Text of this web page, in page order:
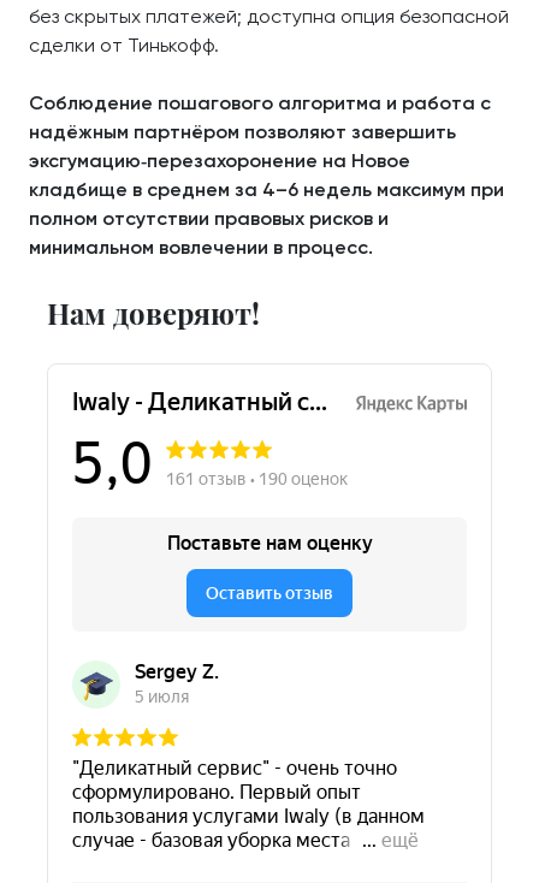
без скрытых платежей; доступна опция безопасной
сделки от Тинькофф.
Соблюдение пошагового алгоритма и работа с
надёжным партнёром позволяют завершить
эксгумацию‑перезахоронение на Новое
кладбище в среднем за 4–6 недель максимум при
полном отсутствии правовых рисков и
минимальном вовлечении в процесс.
Нам доверяют!